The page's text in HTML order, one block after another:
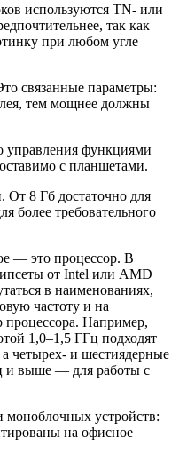
используются TN- или
так как
при любом угле
связанные параметры:
тем мощнее должны
управления функциями
с планшетами.
От 8 Гб достаточно для
более требовательного
— это процессор. В
от Intel или AMD
в наименованиях,
частоту и на
процессора. Например,
1,0–1,5 ГГц подходят
четырех- и шестиядерные
и выше — для работы с
моноблочных устройств:
на офисное